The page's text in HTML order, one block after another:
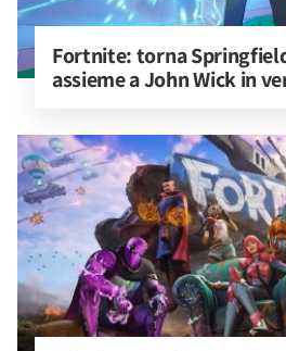
Fortnite: torna
assieme a John Wick in